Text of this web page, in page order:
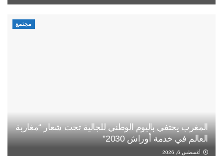
مجتمع
المغرب يحتفي باليوم الوطني للجالية تحت شعار “مغاربة
العالم في خدمة أوراش 2030”
أغسطس 6, 2026